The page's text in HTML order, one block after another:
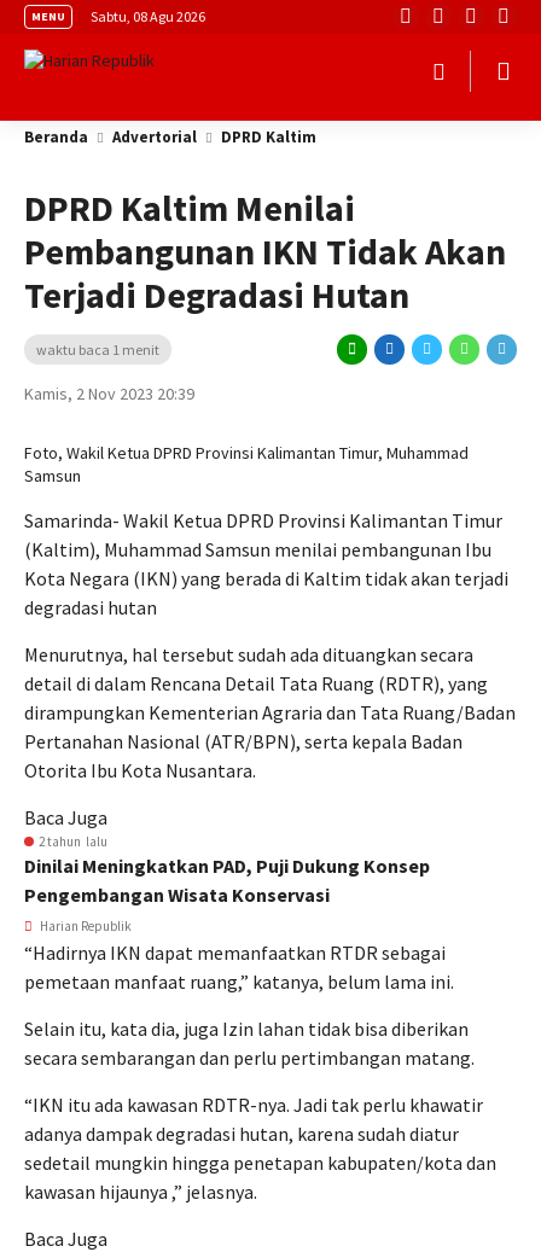
MENU Sabtu, 08 Agu 2026
Beranda Advertorial DPRD Kaltim
DPRD Kaltim Menilai
Pembangunan IKN Tidak Akan
Terjadi Degradasi Hutan
waktu baca 1 menit
Kamis, 2 Nov 2023 20:39
Foto, Wakil Ketua DPRD Provinsi Kalimantan Timur, Muhammad
Samsun
Samarinda- Wakil Ketua DPRD Provinsi Kalimantan Timur
(Kaltim), Muhammad Samsun menilai pembangunan Ibu
Kota Negara (IKN) yang berada di Kaltim tidak akan terjadi
degradasi hutan
Menurutnya, hal tersebut sudah ada dituangkan secara
detail di dalam Rencana Detail Tata Ruang (RDTR), yang
dirampungkan Kementerian Agraria dan Tata Ruang/Badan
Pertanahan Nasional (ATR/BPN), serta kepala Badan
Otorita Ibu Kota Nusantara.
Baca Juga
2 tahun lalu
Dinilai Meningkatkan PAD, Puji Dukung Konsep
Pengembangan Wisata Konservasi
Harian Republik
“Hadirnya IKN dapat memanfaatkan RTDR sebagai
pemetaan manfaat ruang,” katanya, belum lama ini.
Selain itu, kata dia, juga Izin lahan tidak bisa diberikan
secara sembarangan dan perlu pertimbangan matang.
“IKN itu ada kawasan RDTR-nya. Jadi tak perlu khawatir
adanya dampak degradasi hutan, karena sudah diatur
sedetail mungkin hingga penetapan kabupaten/kota dan
kawasan hijaunya ,” jelasnya.
Baca Juga